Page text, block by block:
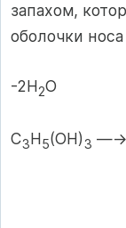
запахом,
оболочки
-2H2O
C3H5(OH)3 —→